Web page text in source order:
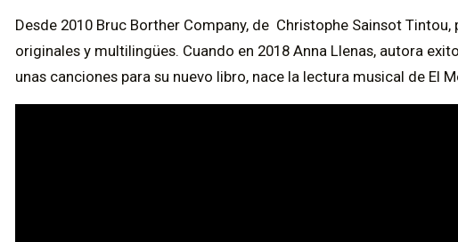
Desde 2010 Bruc Borther Company, de Christophe Sainsot
originales y multilingües. Cuando en 2018 Anna Llenas, autora
unas canciones para su nuevo libro, nace la lectura musical de El